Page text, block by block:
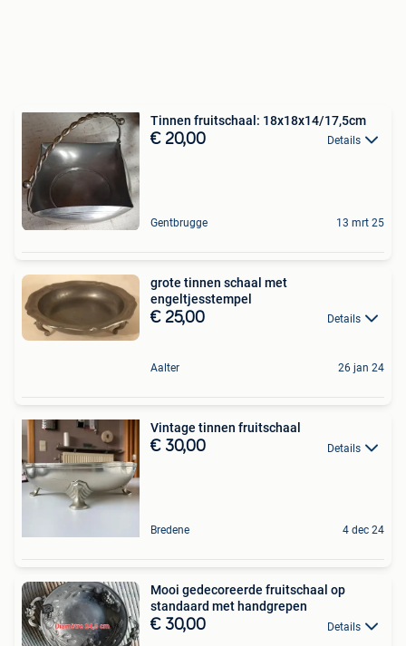
Tinnen fruitschaal: 18x18x14/17,5cm
€ 20,00 Details
Gentbrugge 13 mrt 25
grote tinnen schaal met
engeltjesstempel
€ 25,00 Details
Aalter 26 jan 24
Vintage tinnen fruitschaal
€ 30,00 Details
Bredene 4 dec 24
Mooi gedecoreerde fruitschaal op
standaard met handgrepen
€ 30,00 Details